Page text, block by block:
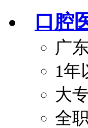
口腔
广
1年
大
全